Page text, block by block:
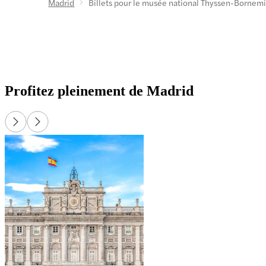
Profitez pleinement de Madrid